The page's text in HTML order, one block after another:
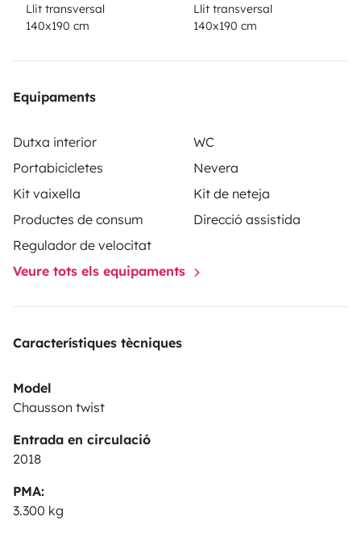
Llit transversal
140x190 cm
Llit transversal
140x190 cm
Equipaments
Dutxa interior
WC
Portabicicletes
Nevera
Kit vaixella
Kit de neteja
Productes de consum
Direcció assistida
Regulador de velocitat
Veure tots els equipaments
Característiques tècniques
Model
Chausson twist
Entrada en circulació
2018
PMA:
3.300 kg